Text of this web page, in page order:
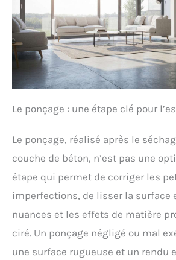
Le ponçage : une étape clé pour
Le ponçage, réalisé après le
couche de béton, n’est pas une
étape qui permet de corriger les
imperfections, de lisser la surface
nuances et les effets de matière
ciré. Un ponçage négligé ou mal
une surface rugueuse et un rendu